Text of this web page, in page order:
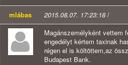
mlábas 2015.08.07. 17:23:18 /
Magánszemélyként vettem
engedélyt kértem taxinak
régen el is költöttem,az
Budapest Bank.